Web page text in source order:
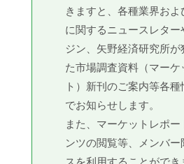
きますと、各種業界およ
に関するニュースレター
ジン、矢野経済研究所が
た市場調査資料（マーケ
ト）新刊のご案内等各
でお知らせします。
また、マーケットレポ
ンツの閲覧等、メンバ
スを利用することができ